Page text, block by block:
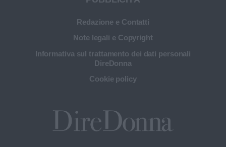
Redazione e Contatti
Note legali e Copyright
Informativa sul trattamento dei dati personali
DireDonna
Cookie policy